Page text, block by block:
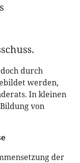
durch
werden,
In kleinen
von
der